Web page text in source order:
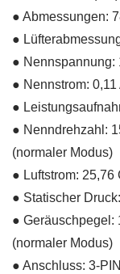
● Abmessungen:
●
● Nennspannung:
● Nennstrom: 0,11
●
● Nenndrehzahl:
(normaler Modus)
● Luftstrom: 25,76
● Statischer
● Geräuschpegel:
(normaler Modus)
● Anschluss: 3-PIN